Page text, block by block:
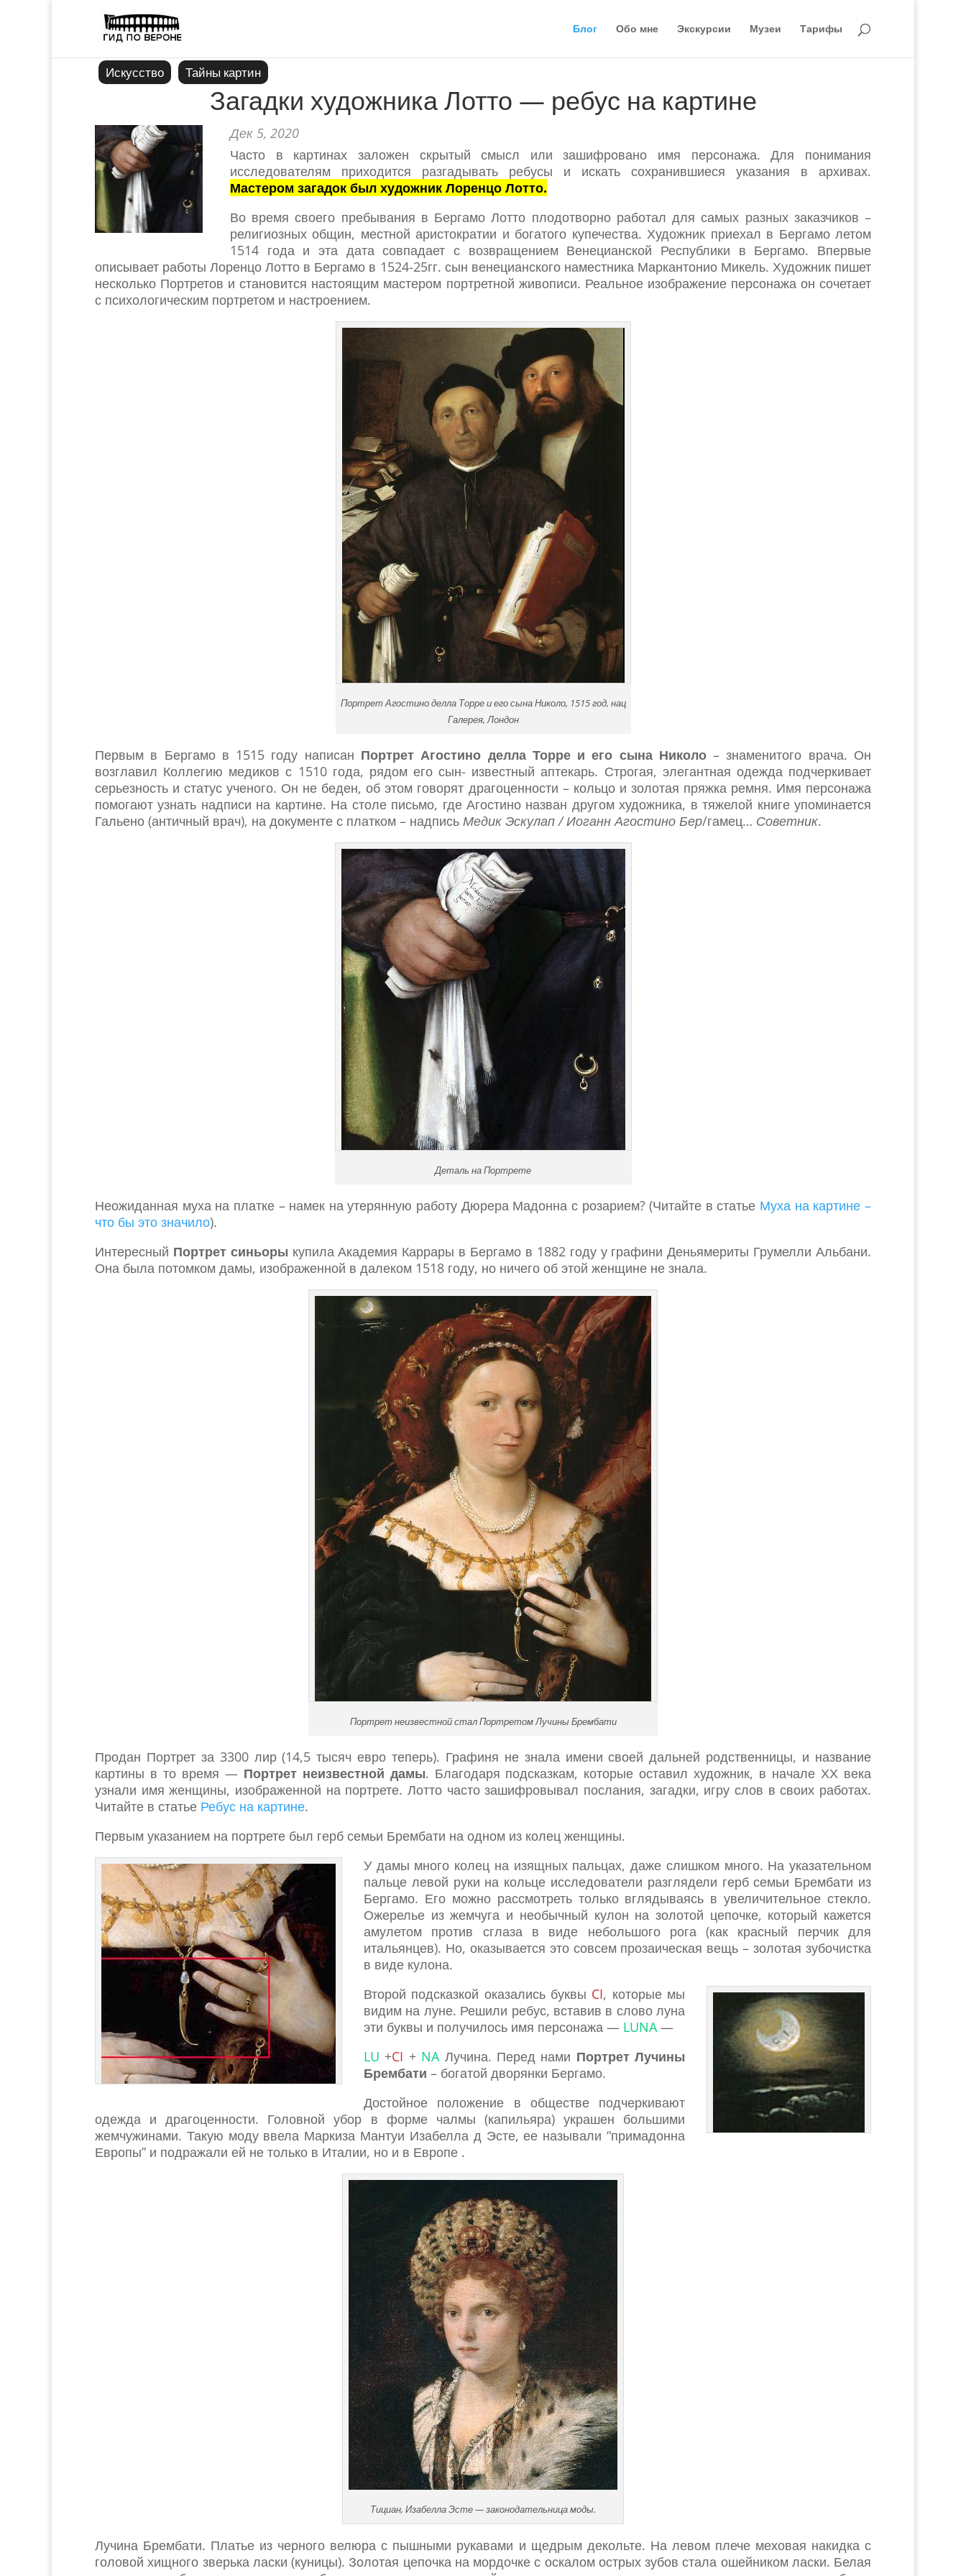
Блог Обо мне Экскурсии Музеи Тарифы
Искусство Тайны картин
Загадки художника Лотто — ребус на картине
Дек 5, 2020
Часто в картинах заложен скрытый смысл или зашифровано имя персонажа. Для понимания
исследователям приходится разгадывать ребусы и искать сохранившиеся указания в архивах.
Мастером загадок был художник Лоренцо Лотто.
Во время своего пребывания в Бергамо Лотто плодотворно работал для самых разных заказчиков –
религиозных общин, местной аристократии и богатого купечества. Художник приехал в Бергамо летом
1514 года и эта дата совпадает с возвращением Венецианской Республики в Бергамо. Впервые
описывает работы Лоренцо Лотто в Бергамо в 1524-25гг. сын венецианского наместника Маркантонио Микель. Художник пишет
несколько Портретов и становится настоящим мастером портретной живописи. Реальное изображение персонажа он сочетает
с психологическим портретом и настроением.
Портрет Агостино делла Торре и его сына Николо, 1515 год, нац
Галерея, Лондон
Первым в Бергамо в 1515 году написан Портрет Агостино делла Торре и его сына Николо– знаменитого врача. Он
возглавил Коллегию медиков с 1510 года, рядом его сын- известный аптекарь. Строгая, элегантная одежда подчеркивает
серьезность и статус ученого. Он не беден, об этом говорят драгоценности – кольцо и золотая пряжка ремня. Имя персонажа
помогают узнать надписи на картине. На столе письмо, где Агостино назван другом художника, в тяжелой книге упоминается
Гальено (античный врач), на документе с платком – надпись Медик Эскулап / Иоганн Агостино Бер/гамец… Советник.
Деталь на Портрете
Неожиданная муха на платке – намек на утерянную работу Дюрера Мадонна с розарием? (Читайте в статье Муха на картине –
что бы это значило).
Интересный Портрет синьоры купила Академия Каррары в Бергамо в 1882 году у графини Деньямериты Грумелли Альбани.
Она была потомком дамы, изображенной в далеком 1518 году, но ничего об этой женщине не знала.
Портрет неизвестной стал Портретом Лучины Брембати
Продан Портрет за 3300 лир (14,5 тысяч евро теперь). Графиня не знала имени своей дальней родственницы, и название
картины в то время — Портрет неизвестной дамы. Благодаря подсказкам, которые оставил художник, в начале ХХ века
узнали имя женщины, изображенной на портрете. Лотто часто зашифровывал послания, загадки, игру слов в своих работах.
Читайте в статье Ребус на картине.
Первым указанием на портрете был герб семьи Брембати на одном из колец женщины.
У дамы много колец на изящных пальцах, даже слишком много. На указательном
пальце левой руки на кольце исследователи разглядели герб семьи Брембати из
Бергамо. Его можно рассмотреть только вглядываясь в увеличительное стекло.
Ожерелье из жемчуга и необычный кулон на золотой цепочке, который кажется
амулетом против сглаза в виде небольшого рога (как красный перчик для
итальянцев). Но, оказывается это совсем прозаическая вещь – золотая зубочистка
в виде кулона.
Второй подсказкой оказались буквы CI, которые мы
видим на луне. Решили ребус, вставив в слово луна
эти буквы и получилось имя персонажа — LUNA—
LU +CI +NAЛучина. Перед нами Портрет Лучины
Брембати – богатой дворянки Бергамо.
Достойное положение в обществе подчеркивают
одежда и драгоценности. Головной убор в форме чалмы (капильяра) украшен большими
жемчужинами. Такую моду ввела Маркиза Мантуи Изабелла д Эсте, ее называли “примадонна
Европы” и подражали ей не только в Италии, но и в Европе .
Тициан, Изабелла Эсте — законодательница моды.
Лучина Брембати. Платье из черного велюра с пышными рукавами и щедрым декольте. На левом плече меховая накидка с
головой хищного зверька ласки (куницы). Золотая цепочка на мордочке с оскалом острых зубов стала ошейником ласки. Белая